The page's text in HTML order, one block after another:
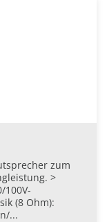
zum
>
(8 Ohm):
...